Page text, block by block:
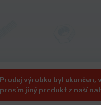
Prodej výrobku byl ukončen,
prosím jiný produkt z naší